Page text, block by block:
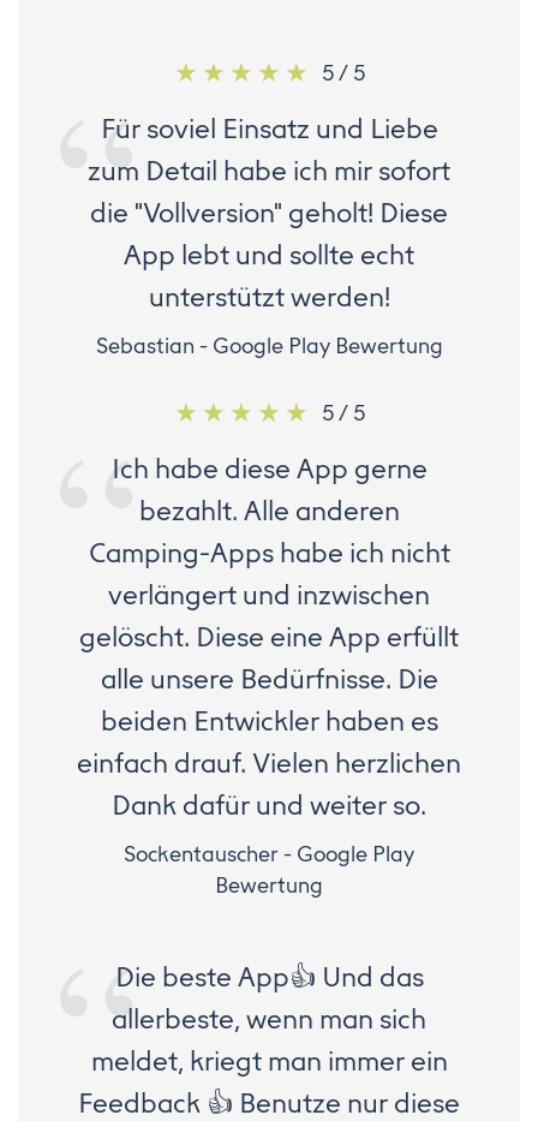
5 / 5
Für soviel Einsatz und Liebe
zum Detail habe ich mir sofort
die "Vollversion" geholt! Diese
App lebt und sollte echt
unterstützt werden!
Sebastian - Google Play Bewertung
5 / 5
Ich habe diese App gerne
bezahlt. Alle anderen
Camping-Apps habe ich nicht
verlängert und inzwischen
gelöscht. Diese eine App erfüllt
alle unsere Bedürfnisse. Die
beiden Entwickler haben es
einfach drauf. Vielen herzlichen
Dank dafür und weiter so.
Sockentauscher - Google Play
Bewertung
Die beste App👍 Und das
allerbeste, wenn man sich
meldet, kriegt man immer ein
Feedback 👍 Benutze nur diese